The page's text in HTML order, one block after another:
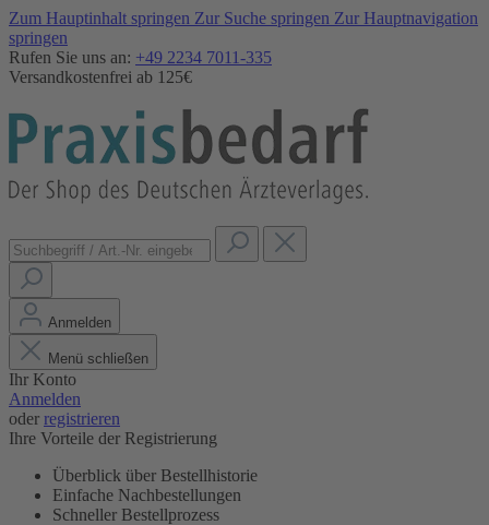
Zum Hauptinhalt springen Zur Suche springen Zur Hauptnavigation
springen
Rufen Sie uns an: +49 2234 7011-335
Versandkostenfrei ab 125€
Anmelden
Menü schließen
Ihr Konto
Anmelden
oder registrieren
Ihre Vorteile der Registrierung
Überblick über Bestellhistorie
Einfache Nachbestellungen
Schneller Bestellprozess